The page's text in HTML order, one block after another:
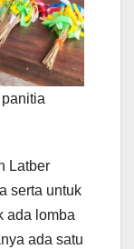
Latber
serta untuk
ada lomba
ada satu